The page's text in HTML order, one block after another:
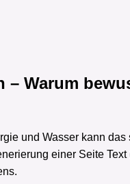
Warum
und Wasser kann
einer Seite